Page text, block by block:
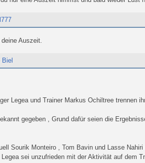
Auszeit.
Biel
Legea und Trainer Markus Ochiltree trennen
gegeben , Grund dafür seien die
Sourik Monteiro , Tom Bavin und Lasse
sei unzufrieden mit der Aktivität auf dem